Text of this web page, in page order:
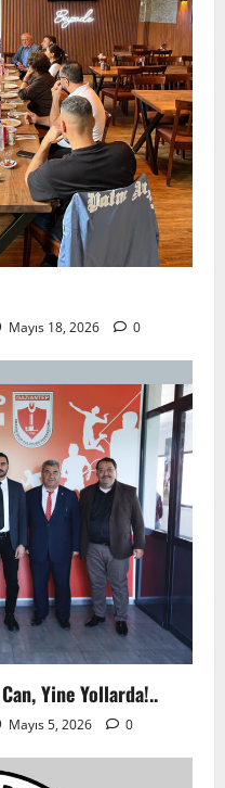
Mayıs 18, 2026 0
Yine Yollarda!..
Mayıs 5, 2026 0